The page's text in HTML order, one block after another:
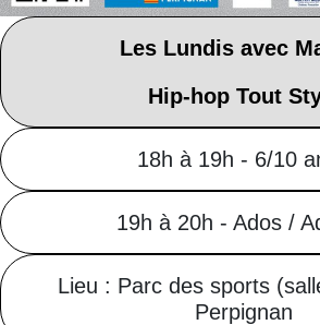
Les Lundis avec
Hip-hop Tout
18h à 19h - 6/10
19h à 20h - Ados /
Lieu : Parc des sports
Perpignan